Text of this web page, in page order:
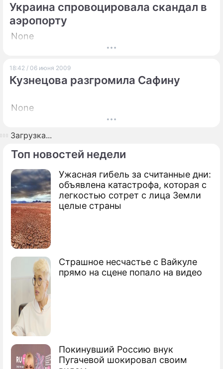
Топ новостей недели
Ужасная гибель за считанные дни:
объявлена катастрофа, которая с
легкостью сотрет с лица Земли
целые страны
Страшное несчастье с Вайкуле
прямо на сцене попало на видео
Покинувший Россию внук
Пугачевой шокировал своим
Украина спровоцировала скандал в
аэропорту
None
18:42 / 06 июня 2009
Кузнецова разгромила Сафину
None
Загрузка...